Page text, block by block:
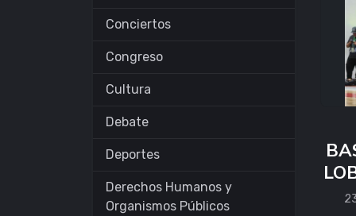
Conciertos
Congreso
Cultura
Debate
Deportes
Derechos Humanos y
Organismos Públicos